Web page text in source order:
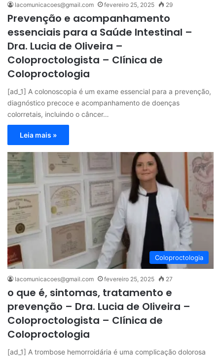
lacomunicacoes@gmail.com fevereiro 25, 2025 29
Prevenção e acompanhamento
essenciais para a Saúde Intestinal –
Dra. Lucia de Oliveira –
Coloproctologista – Clínica de
Coloproctologia
[ad_1] A colonoscopia é um exame essencial para a prevenção,
diagnóstico precoce e acompanhamento de doenças
colorretais, incluindo o câncer…
Leia mais »
Coloproctologia
lacomunicacoes@gmail.com fevereiro 25, 2025 27
o que é, sintomas, tratamento e
prevenção – Dra. Lucia de Oliveira –
Coloproctologista – Clínica de
Coloproctologia
[ad_1] A trombose hemorroidária é uma complicação dolorosa